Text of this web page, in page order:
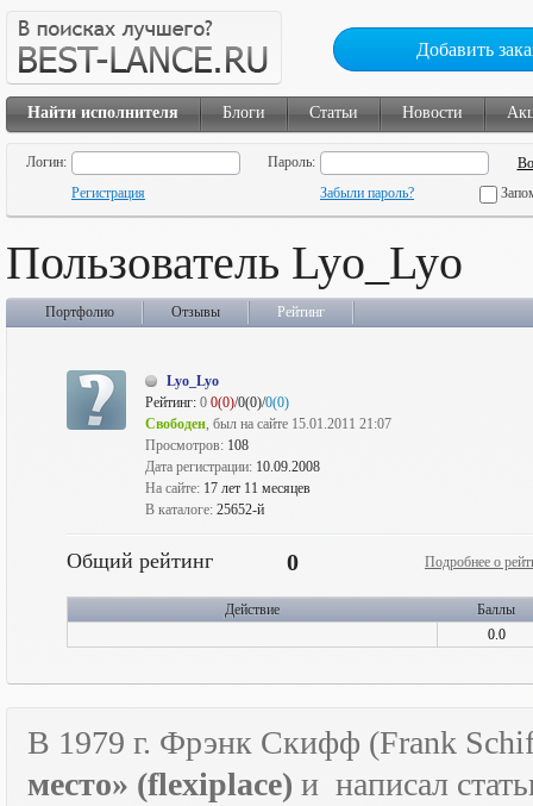
Добавить
Найти исполнителя Блоги Статьи Новости
Логин:
Пароль:
Регистрация
Забыли пароль?
Пользователь Lyo_Lyo
Портфолио Отзывы Рейтинг
Lyo_Lyo
Рейтинг: 0 0(0)/0(0)/0(0)
Свободен, был на сайте 15.01.2011 21:07
Просмотров: 108
Дата регистрации: 10.09.2008
На сайте: 17 лет 11 месяцев
В каталоге: 25652-й
Общий рейтинг 0 Подробнее о
Действие
Баллы
0.0
В 1979 г. Фрэнк Скифф (Frank
место» (flexiplace) и написал